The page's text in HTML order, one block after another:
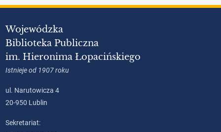
Wojewódzka
Biblioteka Publiczna
im. Hieronima Łopacińskiego
Istnieje od 1907 roku
ul. Narutowicza 4
20-950 Lublin
Sekretariat: